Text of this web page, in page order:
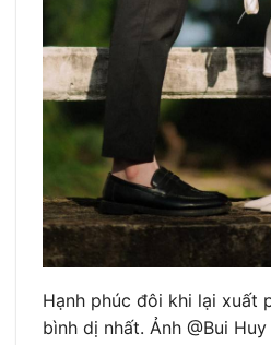
Hạnh phúc đôi khi lại xuất
bình dị nhất. Ảnh @Bui Huy